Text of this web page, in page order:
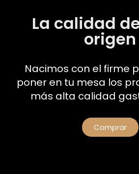
La calidad
origen
Nacimos con el firme
poner en tu mesa los
más alta calidad
Comprar